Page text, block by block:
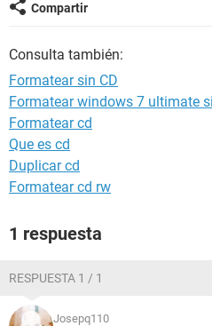
(*) Si pones el segundo; es
Les agredecería si me pudieran
Compartir
Consulta también:
Formatear sin CD
Formatear windows 7 ultimate
Formatear cd
Que es cd
Duplicar cd
Formatear cd rw
1 respuesta
RESPUESTA 1 / 1
Josepq110